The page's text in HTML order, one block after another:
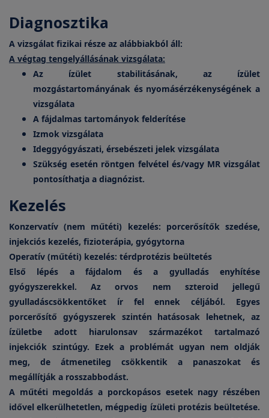
Diagnosztika
A vizsgálat fizikai része az alábbiakból áll:
A végtag tengelyállásának vizsgálata:
Az ízület stabilitásának, az ízület
mozgástartományának és nyomásérzékenységének a
vizsgálata
A fájdalmas tartományok felderítése
Izmok vizsgálata
Ideggyógyászati, érsebészeti jelek vizsgálata
Szükség esetén röntgen felvétel és/vagy MR vizsgálat
pontosíthatja a diagnózist.
Kezelés
Konzervatív (nem műtéti) kezelés: porcerősítők szedése,
injekciós kezelés, fizioterápia, gyógytorna
Operatív (műtéti) kezelés: térdprotézis beültetés
Első lépés a fájdalom és a gyulladás enyhítése
gyógyszerekkel. Az orvos nem szteroid jellegű
gyulladáscsökkentőket ír fel ennek céljából. Egyes
porcerősítő gyógyszerek szintén hatásosak lehetnek, az
ízületbe adott hiarulonsav származékot tartalmazó
injekciók szintúgy. Ezek a problémát ugyan nem oldják
meg, de átmenetileg csökkentik a panaszokat és
megállítják a rosszabbodást.
A műtéti megoldás a porckopásos esetek nagy részében
idővel elkerülhetetlen, mégpedig ízületi protézis beültetése.